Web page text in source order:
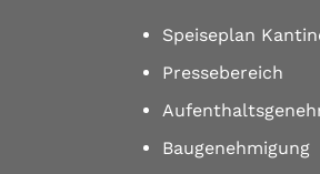
Speiseplan
Pressebereich
Baugenehmigung